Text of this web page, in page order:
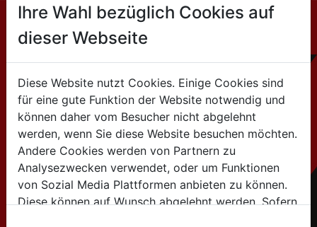
CONTACTO
HOLZMANN MASCHINEN GmbH
Marktplatz 4 / 4170 Haslach / Austria
Tel:+43 7289 / 71562-0
info@holzmann-maschinen.at
Ihre Wahl bezüglich Cookies auf
dieser Webseite
Diese Website nutzt Cookies. Einige Cookies sind
für eine gute Funktion der Website notwendig und
können daher vom Besucher nicht abgelehnt
werden, wenn Sie diese Website besuchen möchten.
Andere Cookies werden von Partnern zu
Analysezwecken verwendet, oder um Funktionen
von Sozial Media Plattformen anbieten zu können.
Diese können auf Wunsch abgelehnt werden. Sofern